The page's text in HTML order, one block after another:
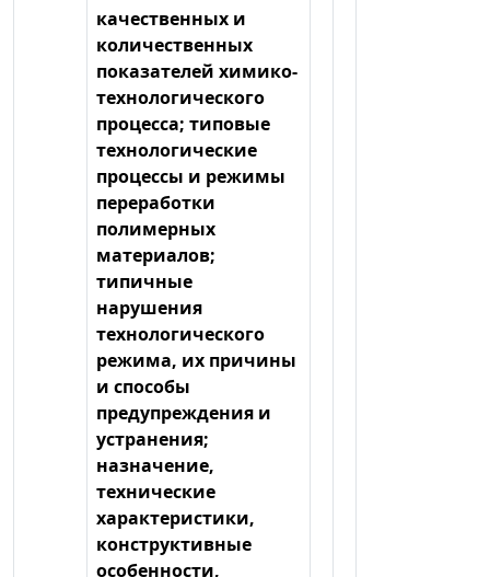
качественных и
количественных
показателей химико-
технологического
процесса; типовые
технологические
процессы и режимы
переработки
полимерных
материалов;
типичные
нарушения
технологического
режима, их причины
и способы
предупреждения и
устранения;
назначение,
технические
характеристики,
конструктивные
особенности,